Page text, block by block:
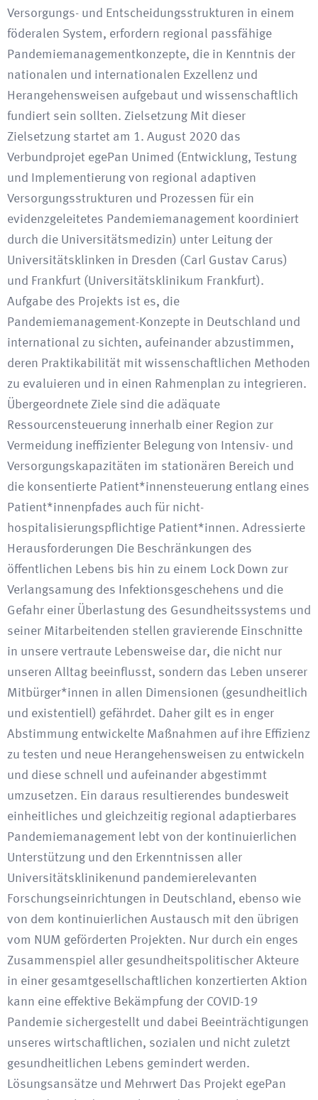
Versorgungs- und Entscheidungsstrukturen in einem
föderalen System, erfordern regional passfähige
Pandemiemanagementkonzepte, die in Kenntnis der
nationalen und internationalen Exzellenz und
Herangehensweisen aufgebaut und wissenschaftlich
fundiert sein sollten. Zielsetzung Mit dieser
Zielsetzung startet am 1. August 2020 das
Verbundprojet egePan Unimed (Entwicklung, Testung
und Implementierung von regional adaptiven
Versorgungsstrukturen und Prozessen für ein
evidenzgeleitetes Pandemiemanagement koordiniert
durch die Universitätsmedizin) unter Leitung der
Universitätsklinken in Dresden (Carl Gustav Carus)
und Frankfurt (Universitätsklinikum Frankfurt).
Aufgabe des Projekts ist es, die
Pandemiemanagement-Konzepte in Deutschland und
international zu sichten, aufeinander abzustimmen,
deren Praktikabilität mit wissenschaftlichen Methoden
zu evaluieren und in einen Rahmenplan zu integrieren.
Übergeordnete Ziele sind die adäquate
Ressourcensteuerung innerhalb einer Region zur
Vermeidung ineffizienter Belegung von Intensiv- und
Versorgungskapazitäten im stationären Bereich und
die konsentierte Patient*innensteuerung entlang eines
Patient*innenpfades auch für nicht-
hospitalisierungspflichtige Patient*innen. Adressierte
Herausforderungen Die Beschränkungen des
öffentlichen Lebens bis hin zu einem Lock Down zur
Verlangsamung des Infektionsgeschehens und die
Gefahr einer Überlastung des Gesundheitssystems und
seiner Mitarbeitenden stellen gravierende Einschnitte
in unsere vertraute Lebensweise dar, die nicht nur
unseren Alltag beeinflusst, sondern das Leben unserer
Mitbürger*innen in allen Dimensionen (gesundheitlich
und existentiell) gefährdet. Daher gilt es in enger
Abstimmung entwickelte Maßnahmen auf ihre Effizienz
zu testen und neue Herangehensweisen zu entwickeln
und diese schnell und aufeinander abgestimmt
umzusetzen. Ein daraus resultierendes bundesweit
einheitliches und gleichzeitig regional adaptierbares
Pandemiemanagement lebt von der kontinuierlichen
Unterstützung und den Erkenntnissen aller
Universitätsklinikenund pandemierelevanten
Forschungseinrichtungen in Deutschland, ebenso wie
von dem kontinuierlichen Austausch mit den übrigen
vom NUM geförderten Projekten. Nur durch ein enges
Zusammenspiel aller gesundheitspolitischer Akteure
in einer gesamtgesellschaftlichen konzertierten Aktion
kann eine effektive Bekämpfung der COVID-19
Pandemie sichergestellt und dabei Beeinträchtigungen
unseres wirtschaftlichen, sozialen und nicht zuletzt
gesundheitlichen Lebens gemindert werden.
Lösungsansätze und Mehrwert Das Projekt egePan